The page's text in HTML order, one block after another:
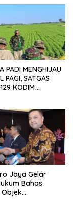
PADI MENGHIJAU
PAGI, SATGAS
KODIM
Jaya Gelar
Bahas
Objek